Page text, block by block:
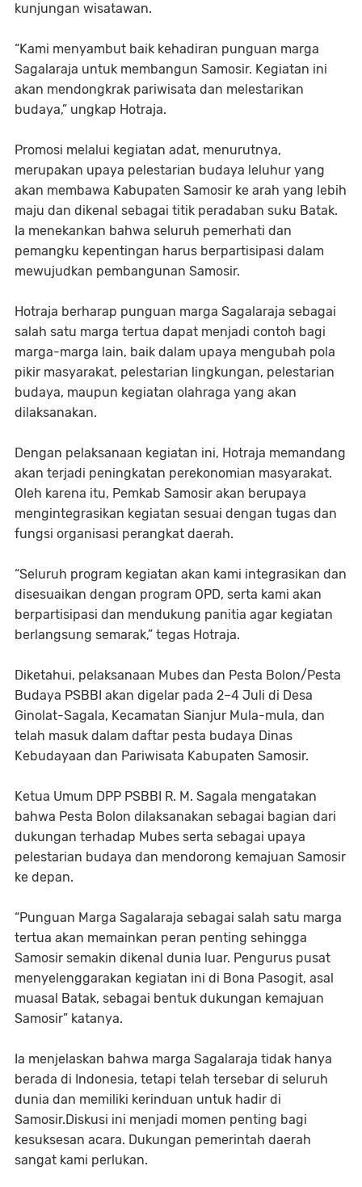
kunjungan wisatawan.
“Kami menyambut baik kehadiran punguan marga
Sagalaraja untuk membangun Samosir. Kegiatan ini
akan mendongkrak pariwisata dan melestarikan
budaya,” ungkap Hotraja.
Promosi melalui kegiatan adat, menurutnya,
merupakan upaya pelestarian budaya leluhur yang
akan membawa Kabupaten Samosir ke arah yang lebih
maju dan dikenal sebagai titik peradaban suku Batak.
Ia menekankan bahwa seluruh pemerhati dan
pemangku kepentingan harus berpartisipasi dalam
mewujudkan pembangunan Samosir.
Hotraja berharap punguan marga Sagalaraja sebagai
salah satu marga tertua dapat menjadi contoh bagi
marga-marga lain, baik dalam upaya mengubah pola
pikir masyarakat, pelestarian lingkungan, pelestarian
budaya, maupun kegiatan olahraga yang akan
dilaksanakan.
Dengan pelaksanaan kegiatan ini, Hotraja memandang
akan terjadi peningkatan perekonomian masyarakat.
Oleh karena itu, Pemkab Samosir akan berupaya
mengintegrasikan kegiatan sesuai dengan tugas dan
fungsi organisasi perangkat daerah.
“Seluruh program kegiatan akan kami integrasikan dan
disesuaikan dengan program OPD, serta kami akan
berpartisipasi dan mendukung panitia agar kegiatan
berlangsung semarak,” tegas Hotraja.
Diketahui, pelaksanaan Mubes dan Pesta Bolon/Pesta
Budaya PSBBI akan digelar pada 2–4 Juli di Desa
Ginolat-Sagala, Kecamatan Sianjur Mula-mula, dan
telah masuk dalam daftar pesta budaya Dinas
Kebudayaan dan Pariwisata Kabupaten Samosir.
Ketua Umum DPP PSBBI R. M. Sagala mengatakan
bahwa Pesta Bolon dilaksanakan sebagai bagian dari
dukungan terhadap Mubes serta sebagai upaya
pelestarian budaya dan mendorong kemajuan Samosir
ke depan.
“Punguan Marga Sagalaraja sebagai salah satu marga
tertua akan memainkan peran penting sehingga
Samosir semakin dikenal dunia luar. Pengurus pusat
menyelenggarakan kegiatan ini di Bona Pasogit, asal
muasal Batak, sebagai bentuk dukungan kemajuan
Samosir” katanya.
Ia menjelaskan bahwa marga Sagalaraja tidak hanya
berada di Indonesia, tetapi telah tersebar di seluruh
dunia dan memiliki kerinduan untuk hadir di
Samosir.Diskusi ini menjadi momen penting bagi
kesuksesan acara. Dukungan pemerintah daerah
sangat kami perlukan.